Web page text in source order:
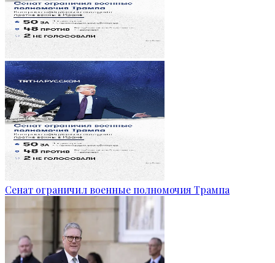
Сенат ограничил военные полномочия Трампа